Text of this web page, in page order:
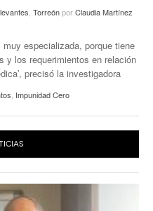
TorreónporClaudia Martínez
especializada, porque tiene
y los requerimientos en relación
precisó la investigadora
Impunidad Cero